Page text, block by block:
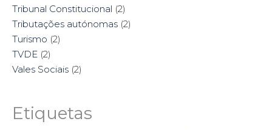
Tribunal Constitucional (2)
Tributações autónomas (2)
Turismo (2)
TVDE (2)
Vales Sociais (2)
Etiquetas